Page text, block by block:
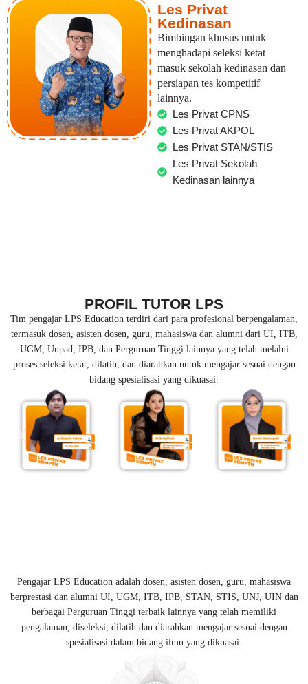
Les Privat
Kedinasan
Bimbingan khusus untuk
menghadapi seleksi ketat
masuk sekolah kedinasan dan
persiapan tes kompetitif
lainnya.
Les Privat CPNS
Les Privat AKPOL
Les Privat STAN/STIS
Les Privat Sekolah
Kedinasan lainnya
PROFIL TUTOR LPS
Tim pengajar LPS Education terdiri dari para profesional berpengalaman,
termasuk dosen, asisten dosen, guru, mahasiswa dan alumni dari UI, ITB,
UGM, Unpad, IPB, dan Perguruan Tinggi lainnya yang telah melalui
proses seleksi ketat, dilatih, dan diarahkan untuk mengajar sesuai dengan
bidang spesialisasi yang dikuasai.
Pengajar LPS Education adalah dosen, asisten dosen, guru, mahasiswa
berprestasi dan alumni UI, UGM, ITB, IPB, STAN, STIS, UNJ, UIN dan
berbagai Perguruan Tinggi terbaik lainnya yang telah memiliki
pengalaman, diseleksi, dilatih dan diarahkan mengajar sesuai dengan
spesialisasi dalam bidang ilmu yang dikuasai.